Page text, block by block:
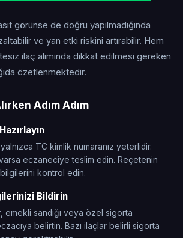
görünse de doğru yapılmadığında
ve yan etki riskini artırabilir. Hem
ilaç alımında dikkat edilmesi gereken
özetlenmektedir.
Adım Adım
TC kimlik numaranız yeterlidir.
eczaneciye teslim edin. Reçetenin
kontrol edin.
Bildirin
emekli sandığı veya özel sigorta
belirtin. Bazı ilaçlar belirli sigorta